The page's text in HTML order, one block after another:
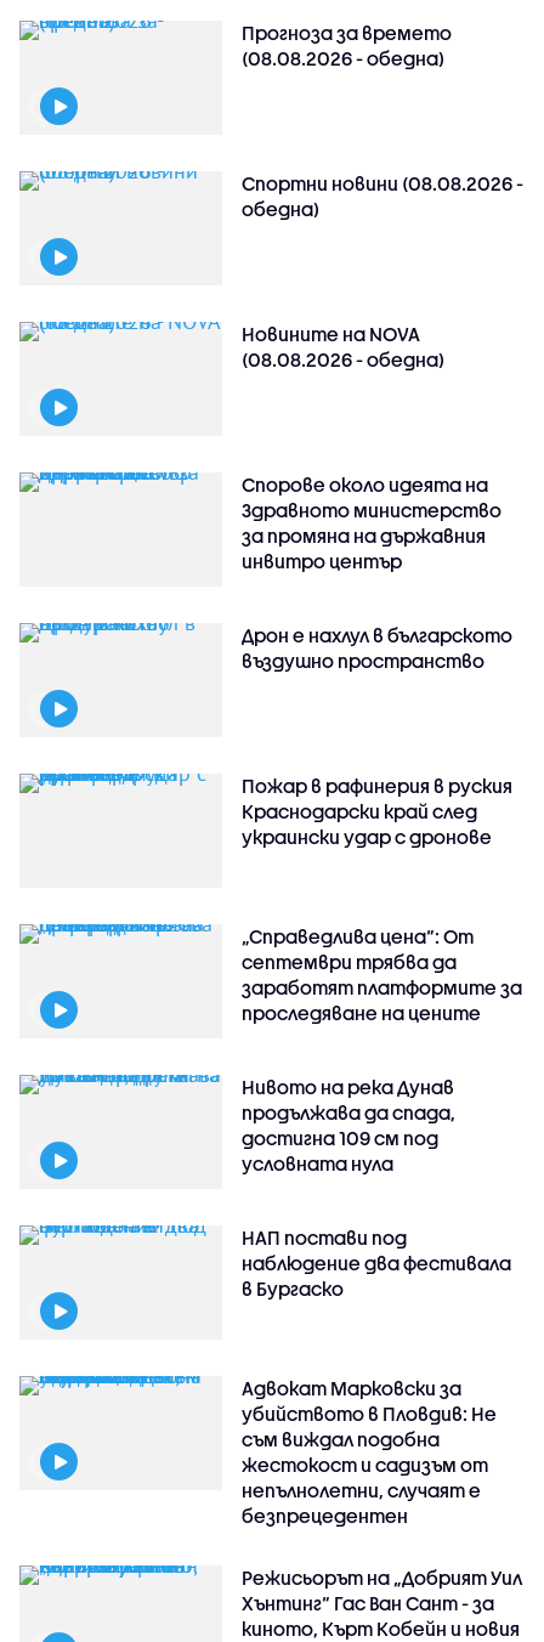
Прогноза за времето
(08.08.2026 - обедна)
Спортни новини (08.08.2026 -
обедна)
Новините на NOVA
(08.08.2026 - обедна)
Спорове около идеята на
Здравното министерство
за промяна на държавния
инвитро център
Дрон е нахлул в българското
въздушно пространство
Пожар в рафинерия в руския
Краснодарски край след
украински удар с дронове
„Справедлива цена“: От
септември трябва да
заработят платформите за
проследяване на цените
Нивото на река Дунав
продължава да спада,
достигна 109 см под
условната нула
НАП постави под
наблюдение два фестивала
в Бургаско
Адвокат Марковски за
убийството в Пловдив: Не
съм виждал подобна
жестокост и садизъм от
непълнолетни, случаят е
безпрецедентен
Режисьорът на „Добрият Уил
Хънтинг“ Гас Ван Сант - за
киното, Кърт Кобейн и новия